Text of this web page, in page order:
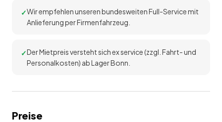
Wir empfehlen unseren bundesweiten Full-Service mit
Anlieferung per Firmenfahrzeug.
Der Mietpreis versteht sich ex service (zzgl. Fahrt- und
Personalkosten) ab Lager Bonn.
Preise